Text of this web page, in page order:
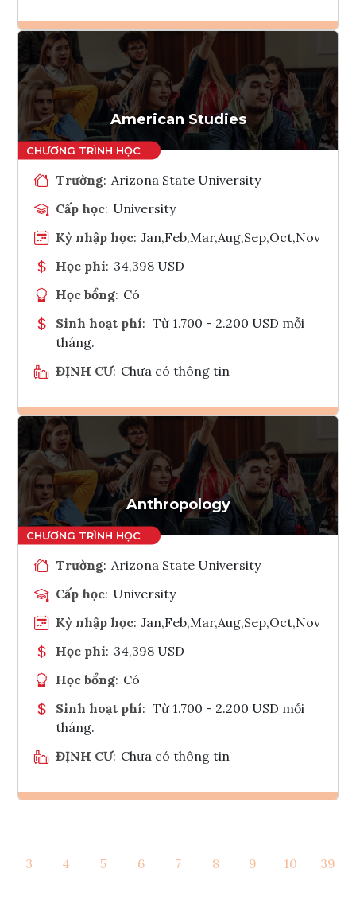
Ghi danh
Tham vấn Interlink
American Studies
Trường: Arizona State University
Cấp học: University
Kỳ nhập học: Jan,Feb,Mar,Aug,Sep,Oct,Nov
Học phí: 34,398 USD
Học bổng: Có
Sinh hoạt phí: Từ 1.700 - 2.200 USD mỗi
tháng.
ĐỊNH CƯ: Chưa có thông tin
Ghi danh
Tham vấn Interlink
Anthropology
Trường: Arizona State University
Cấp học: University
Kỳ nhập học: Jan,Feb,Mar,Aug,Sep,Oct,Nov
Học phí: 34,398 USD
Học bổng: Có
Sinh hoạt phí: Từ 1.700 - 2.200 USD mỗi
tháng.
ĐỊNH CƯ: Chưa có thông tin
Tham vấn Interlink
3 4 5 6 7 8 9 10 39